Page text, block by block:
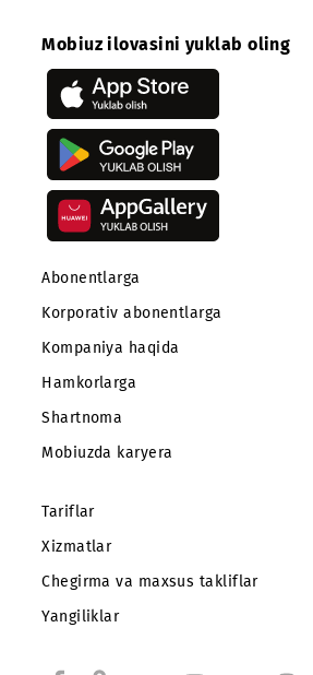
Ro‘yxatga qaytish
Mobiuz ilovasini yuklab oling
Abonentlarga
Hamkorlarga
Shartnoma
Mobiuzda karyera